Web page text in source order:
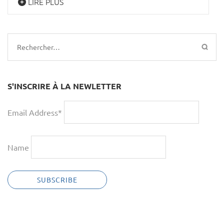
Rechercher :
S'INSCRIRE À LA NEWLETTER
Email Address*
Name